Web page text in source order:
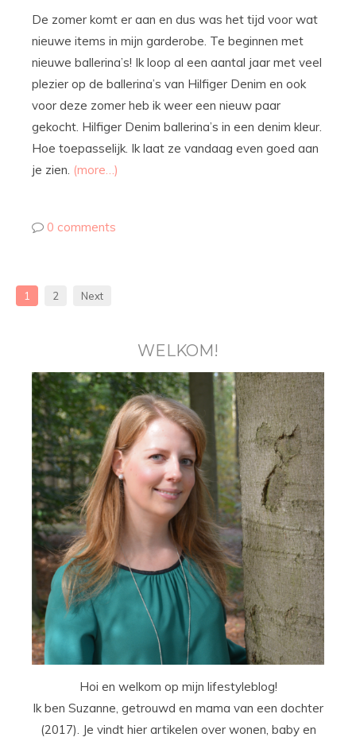
De zomer komt er aan en dus was het tijd voor wat
nieuwe items in mijn garderobe. Te beginnen met
nieuwe ballerina’s! Ik loop al een aantal jaar met veel
plezier op de ballerina’s van Hilfiger Denim en ook
voor deze zomer heb ik weer een nieuw paar
gekocht. Hilfiger Denim ballerina’s in een denim kleur.
Hoe toepasselijk. Ik laat ze vandaag even goed aan
je zien. (more…)
0 comments
1 2 Next
WELKOM!
Hoi en welkom op mijn lifestyleblog!
Ik ben Suzanne, getrouwd en mama van een dochter
(2017). Je vindt hier artikelen over wonen, baby en